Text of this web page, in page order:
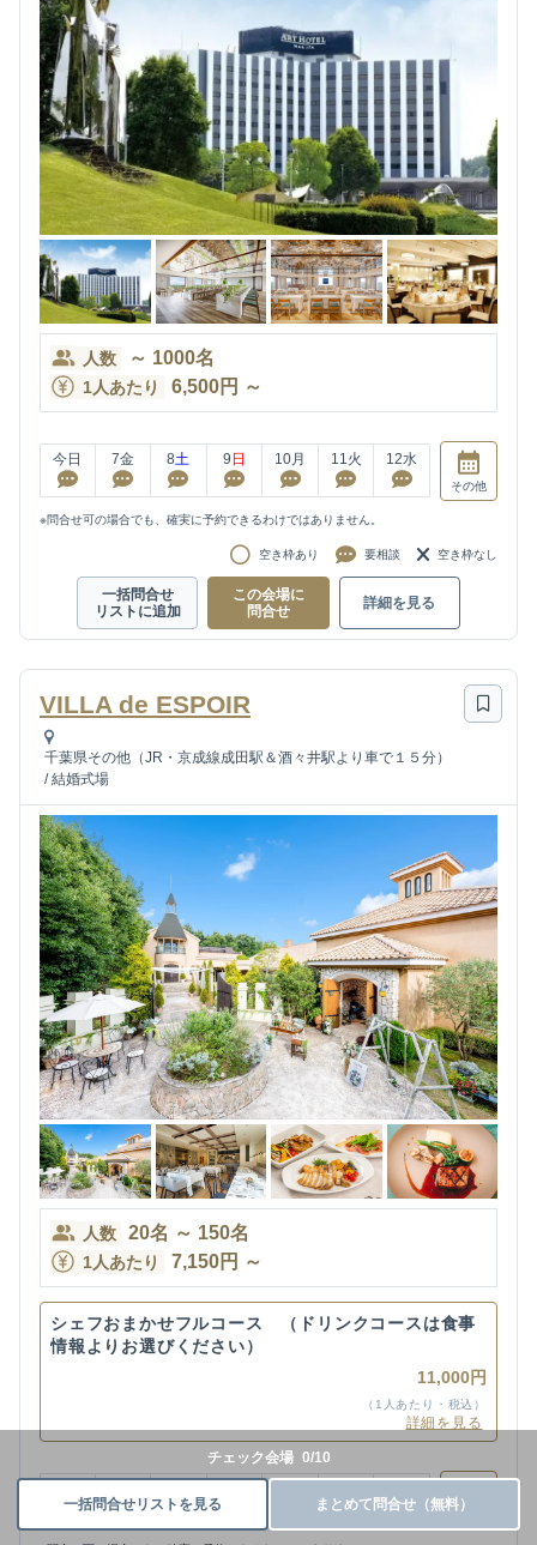
人数 ～ 1000名
1人あたり 6,500円 ～
今日 7金 8土 9 日 10月 11火 12水
その他
※問合せ可の場合でも、確実に予約できるわけではありません。
空き枠あり 要相談 空き枠なし
一括問合せ
リストに追加
この会場に
問合せ
詳細を見る
VILLA de ESPOIR
千葉県その他（JR・京成線成田駅＆酒々井駅より車で１５分）
/ 結婚式場
人数 20名 ～ 150名
1人あたり 7,150円 ～
シェフおまかせフルコース （ドリンクコースは食事
情報よりお選びください）
11,000円
（1人あたり・税込）
詳細を見る
その他
チェック会場 0/10
一括問合せリストを見る まとめて問合せ（無料）